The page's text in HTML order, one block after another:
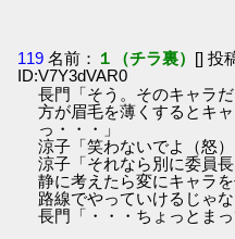
119 名前： １（チラ裏） [] 投
ID:V7Y3dVAR0
長門「そう。そのキャラ
方が眉毛を薄くするとキ
っ・・・」
涼子「笑わないでよ（怒）
涼子「それなら別に委員
静に考えたら変にキャラ
路線でやっていけるじゃな
長門「・・・ちょっとまっ